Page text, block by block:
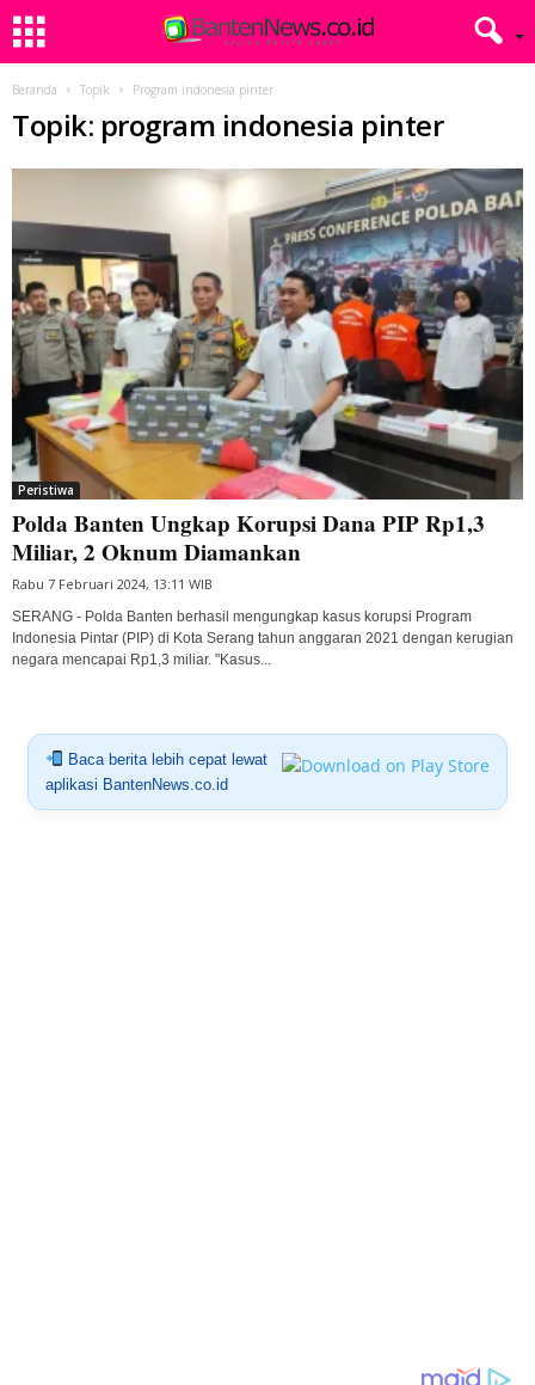
Beranda Topik Program indonesia pinter
Topik: program indonesia pinter
Peristiwa
Polda Banten Ungkap Korupsi Dana PIP Rp1,3
Miliar, 2 Oknum Diamankan
Rabu 7 Februari 2024, 13:11 WIB
SERANG - Polda Banten berhasil mengungkap kasus korupsi Program
Indonesia Pintar (PIP) di Kota Serang tahun anggaran 2021 dengan kerugian
negara mencapai Rp1,3 miliar. "Kasus...
Baca berita lebih cepat lewat
aplikasi BantenNews.co.id